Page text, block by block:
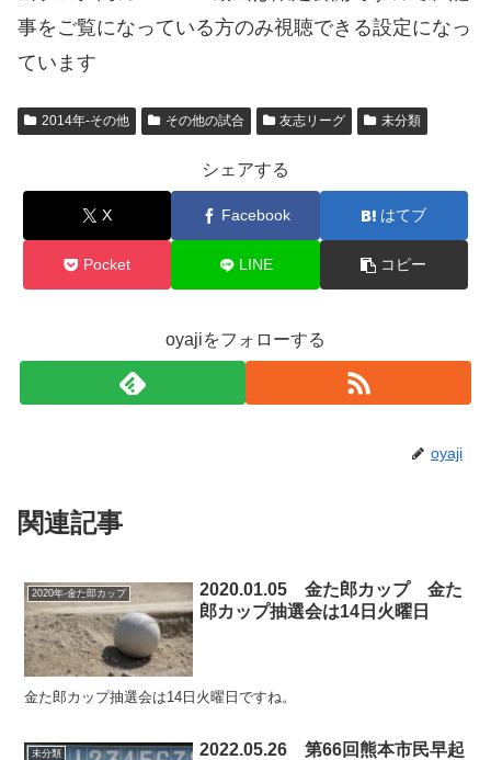
事をご覧になっている方のみ視聴できる設定になっ
ています
2014年-その他 その他の試合 友志リーグ 未分類
シェアする
X Facebook はてブ
Pocket LINE コピー
oyajiをフォローする
oyaji
関連記事
2020年-金た郎カップ
2020.01.05 金た郎カップ 金た
郎カップ抽選会は14日火曜日
金た郎カップ抽選会は14日火曜日ですね。
未分類
2022.05.26 第66回熊本市民早起